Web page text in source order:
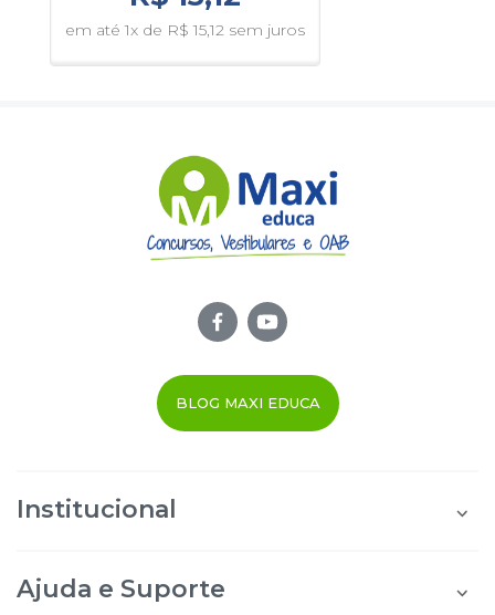
em até 1x de R$ 15,12 sem juros
BLOG MAXI EDUCA
Institucional
Área do Afiliado
Ajuda e Suporte